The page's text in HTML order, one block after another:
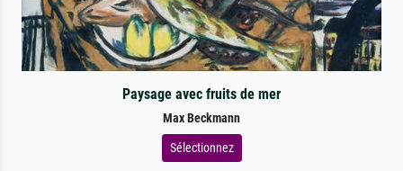
Paysage avec fruits de mer
Max Beckmann
Sélectionnez